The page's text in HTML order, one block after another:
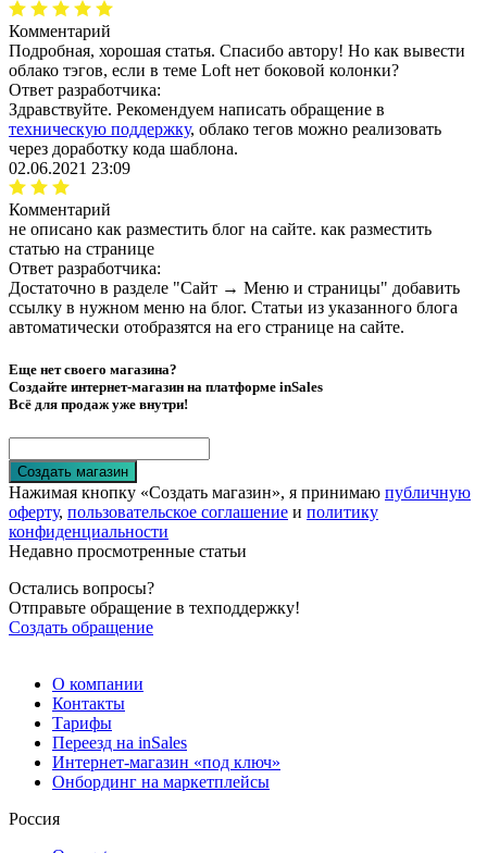
Комментарий
Подробная, хорошая статья. Спасибо автору! Но как вывести
облако тэгов, если в теме Loft нет боковой колонки?
Ответ разработчика:
Здравствуйте. Рекомендуем написать обращение в
техническую поддержку, облако тегов можно реализовать
через доработку кода шаблона.
02.06.2021 23:09
Комментарий
не описано как разместить блог на сайте. как разместить
статью на странице
Ответ разработчика:
Достаточно в разделе "Сайт → Меню и страницы" добавить
ссылку в нужном меню на блог. Статьи из указанного блога
автоматически отобразятся на его странице на сайте.
Еще нет своего магазина?
Создайте интернет-магазин на платформе inSales
Всё для продаж уже внутри!
Создать магазин
Нажимая кнопку «Создать магазин», я принимаю публичную
оферту, пользовательское соглашение и политику
конфиденциальности
Недавно просмотренные статьи
Остались вопросы?
Отправьте обращение в техподдержку!
Создать обращение
О компании
Контакты
Тарифы
Переезд на inSales
Интернет-магазин «под ключ»
Онбординг на маркетплейсы
Россия